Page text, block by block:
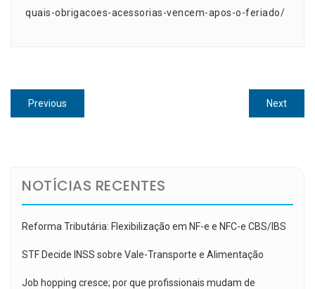
quais-obrigacoes-acessorias-vencem-apos-o-feriado/
Navegação
de
Previous
post:
NextNext
post:
NOTÍCIAS RECENTES
Reforma Tributária: Flexibilização em NF-e e NFC-e CBS/IBS
STF Decide INSS sobre Vale-Transporte e Alimentação
Job hopping cresce; por que profissionais mudam de